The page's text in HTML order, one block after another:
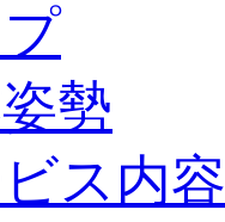
勢
ス内容